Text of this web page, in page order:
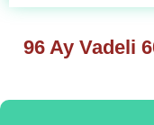
96 Ay Vadeli